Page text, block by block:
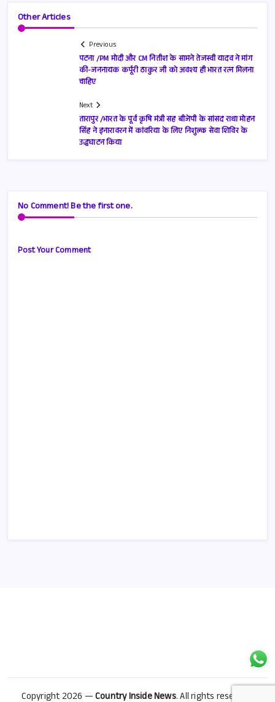
Other Articles
Previous
पटना /PM मोदी और CM नितीश के सामने तेजस्वी यादव ने मांग
की-जननायक कर्पूरी ठाकुर जी को अवश्य ही भारत रत्न मिलना
चाहिए
Next
तारापुर /भारत के पूर्व कृषि मंत्री सह बीजेपी के सांसद राधा मोहन
सिंह ने इनारावरन में कांवरिया के लिए निशुल्क सेवा शिविर के
उद्धघाटन किया
No Comment! Be the first one.
Post Your Comment
Copyright 2026 —Country Inside News. All rights reserved.